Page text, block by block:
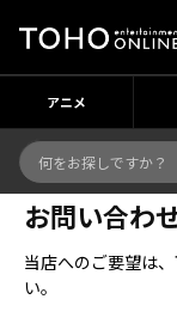
アニメ
お問い合わ
当店へのご要望は
い。